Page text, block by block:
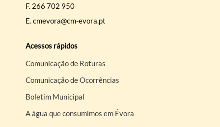
F. 266 702 950
E.cmevora@cm-evora.pt
Acessos rápidos
Comunicação de Roturas
Comunicação de Ocorrências
Boletim Municipal
A água que consumimos em Évora